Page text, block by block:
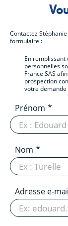
Contactez
formulaire :
En remplissant
personnelles
France SAS
prospection
votre
Prénom
Nom
Adresse e-